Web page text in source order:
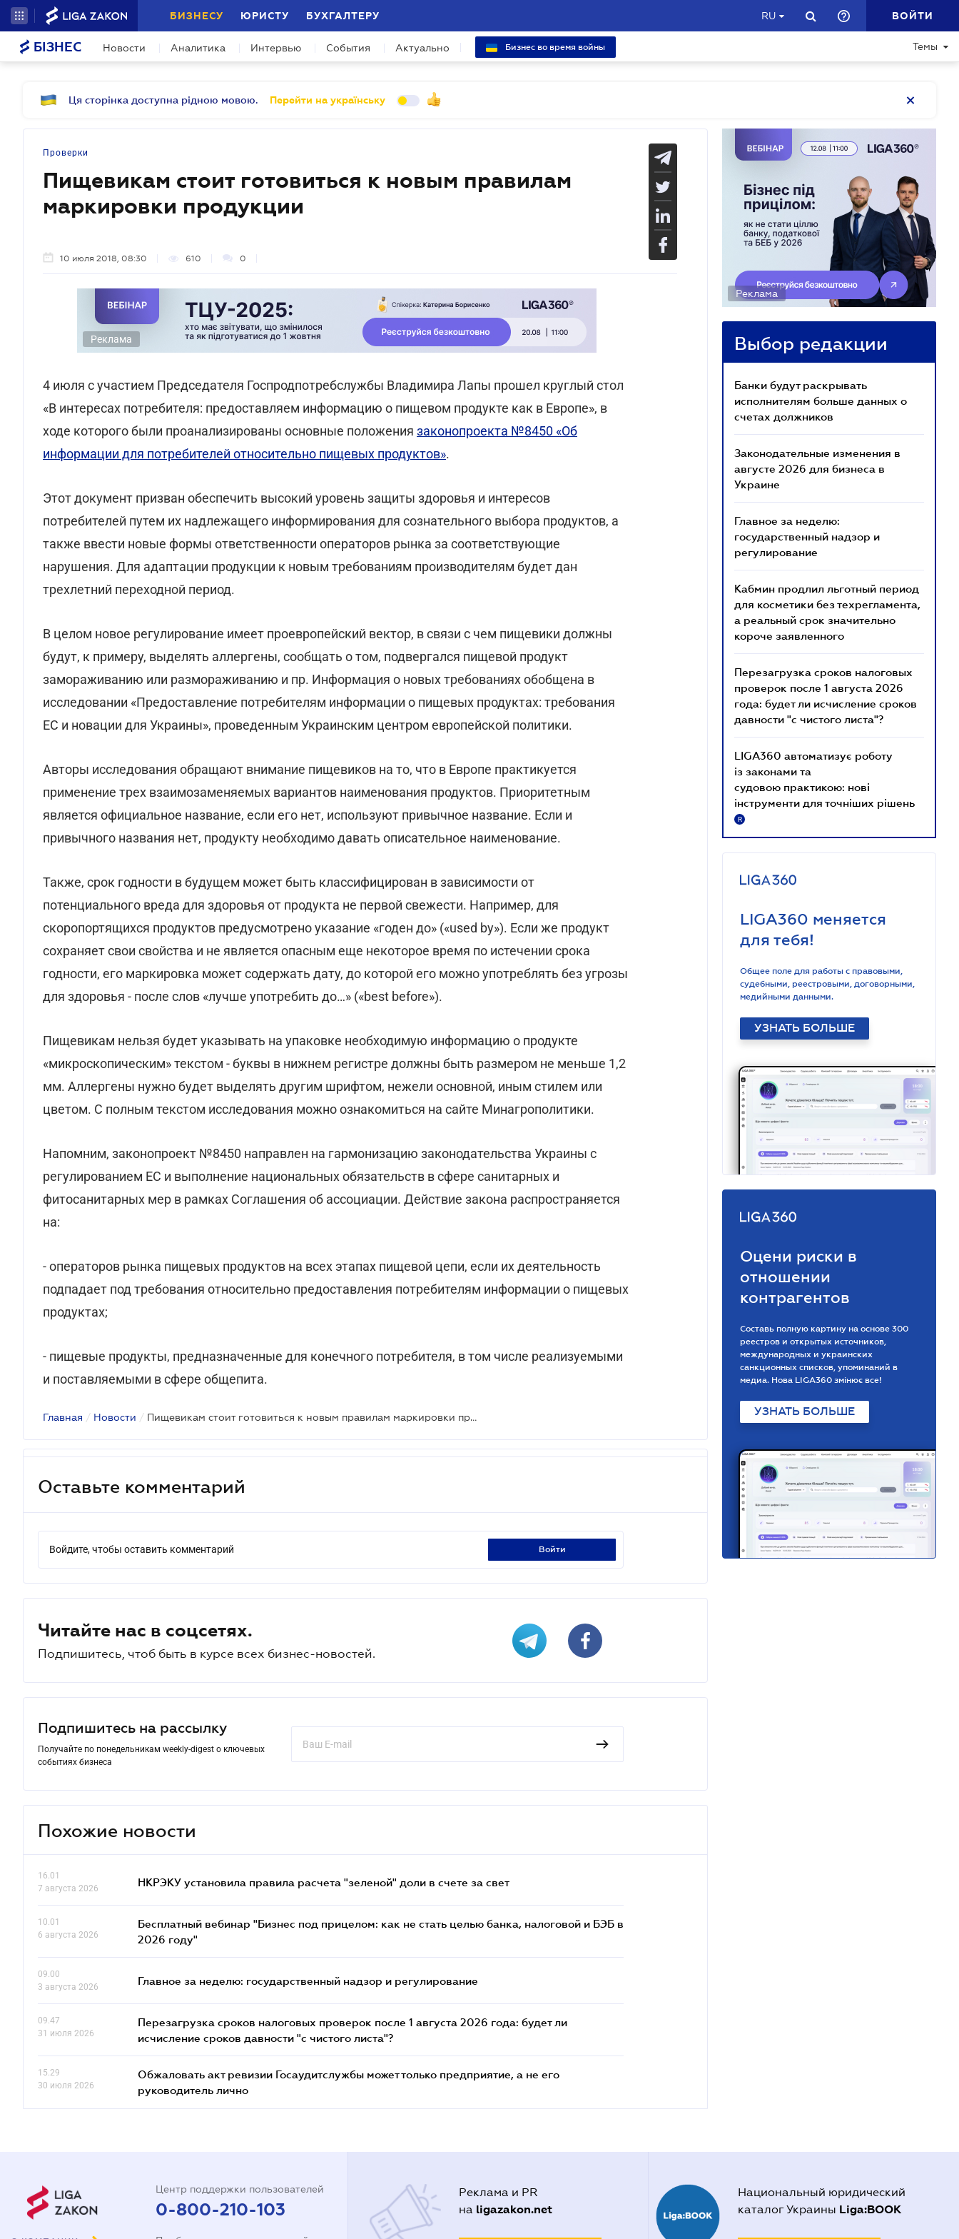
БИЗНЕСУ ЮРИСТУ БУХГАЛТЕРУ RU ВОЙТИ
БІЗНЕС Новости Аналитика Интервью События Актуально Бизнес во время войны Темы
Ця сторінка доступна рідною мовою. Перейти на українську
Проверки
Пищевикам стоит готовиться к новым правилам
маркировки продукции
10 июля 2018, 08:30 610 0
Реклама
4 июля с участием Председателя Госпродпотребслужбы Владимира Лапы прошел круглый стол
«В интересах потребителя: предоставляем информацию о пищевом продукте как в Европе», в
ходе которого были проанализированы основные положения законопроекта №8450 «Об
информации для потребителей относительно пищевых продуктов».
Этот документ призван обеспечить высокий уровень защиты здоровья и интересов
потребителей путем их надлежащего информирования для сознательного выбора продуктов, а
также ввести новые формы ответственности операторов рынка за соответствующие
нарушения. Для адаптации продукции к новым требованиям производителям будет дан
трехлетний переходной период.
В целом новое регулирование имеет проевропейский вектор, в связи с чем пищевики должны
будут, к примеру, выделять аллергены, сообщать о том, подвергался пищевой продукт
замораживанию или размораживанию и пр. Информация о новых требованиях обобщена в
исследовании «Предоставление потребителям информации о пищевых продуктах: требования
ЕС и новации для Украины», проведенным Украинским центром европейской политики.
Авторы исследования обращают внимание пищевиков на то, что в Европе практикуется
применение трех взаимозаменяемых вариантов наименования продуктов. Приоритетным
является официальное название, если его нет, используют привычное название. Если и
привычного названия нет, продукту необходимо давать описательное наименование.
Также, срок годности в будущем может быть классифицирован в зависимости от
потенциального вреда для здоровья от продукта не первой свежести. Например, для
скоропортящихся продуктов предусмотрено указание «годен до» («used by»). Если же продукт
сохраняет свои свойства и не является опасным еще некоторое время по истечении срока
годности, его маркировка может содержать дату, до которой его можно употреблять без угрозы
для здоровья - после слов «лучше употребить до…» («best before»).
Пищевикам нельзя будет указывать на упаковке необходимую информацию о продукте
«микроскопическим» текстом - буквы в нижнем регистре должны быть размером не меньше 1,2
мм. Аллергены нужно будет выделять другим шрифтом, нежели основной, иным стилем или
цветом. С полным текстом исследования можно ознакомиться на сайте Минагрополитики.
Напомним, законопроект №8450 направлен на гармонизацию законодательства Украины с
регулированием ЕС и выполнение национальных обязательств в сфере санитарных и
фитосанитарных мер в рамках Соглашения об ассоциации. Действие закона распространяется
на:
- операторов рынка пищевых продуктов на всех этапах пищевой цепи, если их деятельность
подпадает под требования относительно предоставления потребителям информации о пищевых
продуктах;
- пищевые продукты, предназначенные для конечного потребителя, в том числе реализуемыми
и поставляемыми в сфере общепита.
Главная / Новости / Пищевикам стоит готовиться к новым правилам маркировки продукции
Оставьте комментарий
Войдите, чтобы оставить комментарий войти
Читайте нас в соцсетях.
Подпишитесь, чтоб быть в курсе всех бизнес-новостей.
Подпишитесь на рассылку
Получайте по понедельникам weekly-digest о ключевых
событиях бизнеса
Похожие новости
16.01
7 августа 2026
НКРЭКУ установила правила расчета "зеленой" доли в счете за свет
10.01
6 августа 2026
Бесплатный вебинар "Бизнес под прицелом: как не стать целью банка, налоговой и БЭБ в
2026 году"
09.00
3 августа 2026
Главное за неделю: государственный надзор и регулирование
09.47
31 июля 2026
Перезагрузка сроков налоговых проверок после 1 августа 2026 года: будет ли
исчисление сроков давности "с чистого листа"?
15.29
30 июля 2026
Обжаловать акт ревизии Госаудитслужбы может только предприятие, а не его
руководитель лично
Реклама
Выбор редакции
Банки будут раскрывать
исполнителям больше данных о
счетах должников
Законодательные изменения в
августе 2026 для бизнеса в
Украине
Главное за неделю:
государственный надзор и
регулирование
Кабмин продлил льготный период
для косметики без техрегламента,
а реальный срок значительно
короче заявленного
Перезагрузка сроков налоговых
проверок после 1 августа 2026
года: будет ли исчисление сроков
давности "с чистого листа"?
LIGA360 автоматизує роботу
із законами та
судовою практикою: нові
інструменти для точніших рішень
R
LIGA360 меняется
для тебя!
Общее поле для работы с правовыми,
судебными, реестровыми, договорными,
медийными данными.
УЗНАТЬ БОЛЬШЕ
Оцени риски в
отношении
контрагентов
Составь полную картину на основе 300
реестров и открытых источников,
международных и украинских
санкционных списков, упоминаний в
медиа. Нова LIGA360 змінює все!
УЗНАТЬ БОЛЬШЕ
Центр поддержки пользователей
0-800-210-103
Реклама и PR
на ligazakon.net
Национальный юридический
каталог Украины Liga:BOOK